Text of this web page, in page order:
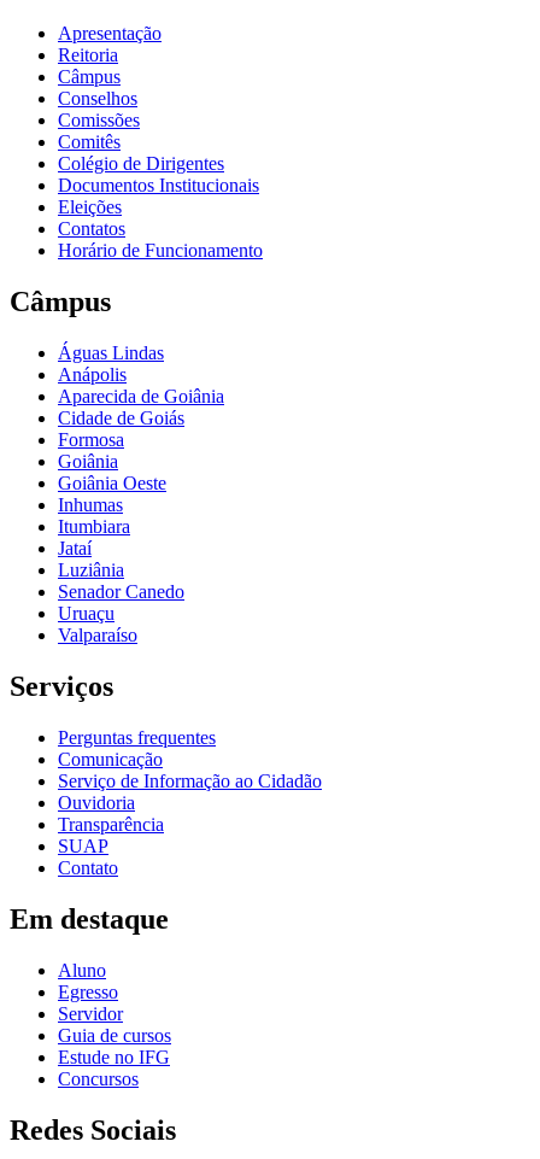
Apresentação
Reitoria
Câmpus
Conselhos
Comissões
Comitês
Colégio de Dirigentes
Documentos Institucionais
Eleições
Contatos
Horário de Funcionamento
Câmpus
Águas Lindas
Anápolis
Aparecida de Goiânia
Cidade de Goiás
Formosa
Goiânia
Goiânia Oeste
Inhumas
Itumbiara
Jataí
Luziânia
Senador Canedo
Uruaçu
Valparaíso
Serviços
Perguntas frequentes
Comunicação
Serviço de Informação ao Cidadão
Ouvidoria
Transparência
SUAP
Contato
Em destaque
Aluno
Egresso
Servidor
Guia de cursos
Estude no IFG
Concursos
Redes Sociais